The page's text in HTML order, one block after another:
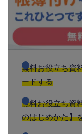
無料お役立ち資
ードする
無料お役立ち資
のはじめかた】